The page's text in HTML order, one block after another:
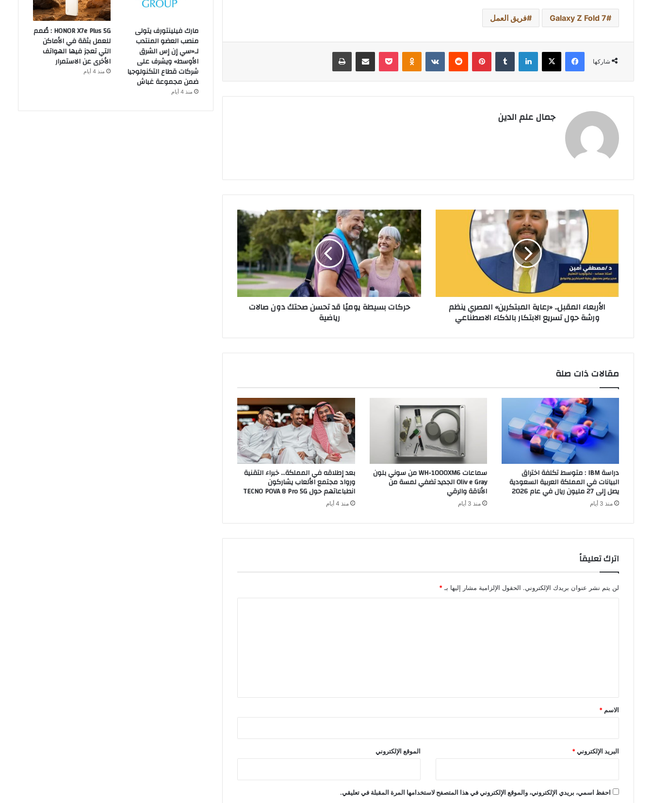
Galaxy Z Fold 7 فريق العمل
شاركها
فيسبوك ‫X لينكدإن بينتيريست Odnoklassniki
‫Pocket مشاركة عبر البريد طباعة
جمال علم الدين
ينظم
ورشة
حول
تسريع
الابتكارالأربعاء المقبل.. «رعاية المبتكرين» المصري ينظم
ورشة حول تسريع الابتكار بالذكاء الاصطناعي
حركات
بسيطة
قد
تحسن
صحتك
دون
صالات
رياضية
حركات بسيطة يوميًا قد تحسن صحتك دون صالات
رياضية
مقالات ذات صلة
دراسة IBM : متوسط تكلفة اختراق
البيانات في المملكة العربية السعودية
يصل إلى 27 مليون ريال في عام 2026
منذ 3 أيام
سماعات WH-1000XM6 من سوني بلون
Oliv e Gray الجديد تضفي لمسة من
الأناقة والرقي
منذ 3 أيام
بعد إطلاقه في المملكة… خبراء التقنية
ورواد مجتمع الألعاب يشاركون
انطباعاتهم حول TECNO POVA 8 Pro 5G
منذ 4 أيام
اترك تعليقاً
لن يتم نشر عنوان بريدك الإلكتروني. الحقول الإلزامية مشار إليها بـ*
*
الاسم *
البريد الإلكتروني* الموقع الإلكتروني
احفظ اسمي، بريدي الإلكتروني، والموقع الإلكتروني في هذا المتصفح لاستخدامها المرة المقبلة في تعليقي.
مارك فيلينتورف يتولى
منصب العضو المنتدب
لـ«سي إن إس الشرق
الأوسط» ويشرف على
شركات قطاع التكنولوجيا
ضمن مجموعة غباش
منذ 4 أيام
HONOR X7e Plus 5G : صُمم
للعمل بثقة في الأماكن
التي تعجز فيها الهواتف
الأخرى عن الاستمرار
منذ 4 أيام